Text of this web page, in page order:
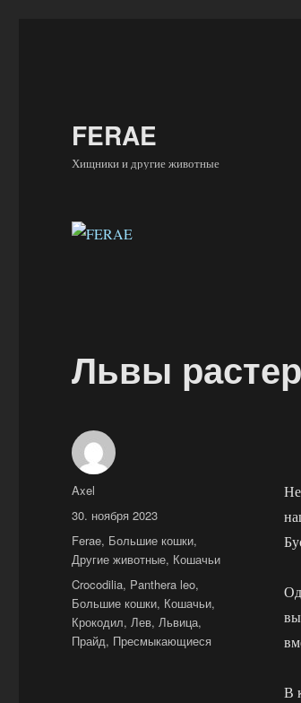
FERAE
Хищники и другие животные
Львы
В
Автор
Axel
Опубликовано
30. ноября 2023
Рубрики
Ferae, Большие кошки,
Другие животные, Кошачьи
Метки
Crocodilia, Panthera leo,
Большие кошки, Кошачьи,
Крокодил,Лев,Львица,
Прайд, Пресмыкающиеся